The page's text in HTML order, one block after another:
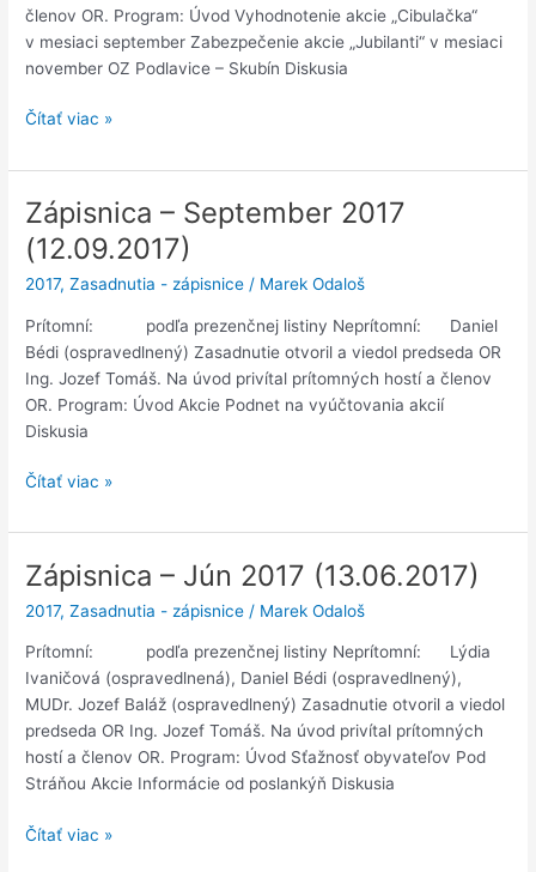
členov OR. Program: Úvod Vyhodnotenie akcie „Cibulačka“
v mesiaci september Zabezpečenie akcie „Jubilanti“ v mesiaci
november OZ Podlavice – Skubín Diskusia
Zápisnica
Október
2017
(10.10.2017)
Čítať viac »
Zápisnica – September 2017
(12.09.2017)
2017,Zasadnutia - zápisnice / Marek Odaloš
Prítomní: podľa prezenčnej listiny Neprítomní: Daniel
Bédi (ospravedlnený) Zasadnutie otvoril a viedol predseda OR
Ing. Jozef Tomáš. Na úvod privítal prítomných hostí a členov
OR. Program: Úvod Akcie Podnet na vyúčtovania akcií
Diskusia
Zápisnica
September
2017
(12.09.2017)
Čítať viac »
Zápisnica – Jún 2017 (13.06.2017)
2017,Zasadnutia - zápisnice / Marek Odaloš
Prítomní: podľa prezenčnej listiny Neprítomní: Lýdia
Ivaničová (ospravedlnená), Daniel Bédi (ospravedlnený),
MUDr. Jozef Baláž (ospravedlnený) Zasadnutie otvoril a viedol
predseda OR Ing. Jozef Tomáš. Na úvod privítal prítomných
hostí a členov OR. Program: Úvod Sťažnosť obyvateľov Pod
Stráňou Akcie Informácie od poslankýň Diskusia
Zápisnica
Čítať viac »